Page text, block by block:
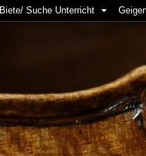
Biete/ Suche Unterricht